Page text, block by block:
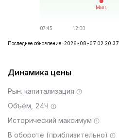
Последнее обновление: 2026-08-07 02:20:37
Динамика цены
Рын. капитализация
Объём, 24Ч
Исторический максимум
В обороте (приблизительно)